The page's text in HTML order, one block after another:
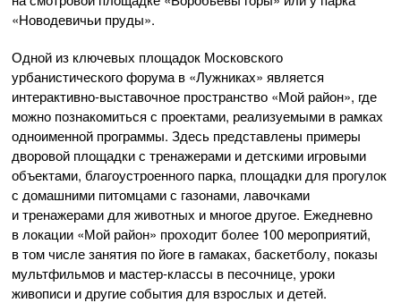
«Новодевичьи пруды».
Одной из ключевых площадок Московского
урбанистического форума в «Лужниках» является
интерактивно-выставочное пространство «Мой район», где
можно познакомиться с проектами, реализуемыми в рамках
одноименной программы. Здесь представлены примеры
дворовой площадки с тренажерами и детскими игровыми
объектами, благоустроенного парка, площадки для прогулок
с домашними питомцами с газонами, лавочками
и тренажерами для животных и многое другое. Ежедневно
в локации «Мой район» проходит более 100 мероприятий,
в том числе занятия по йоге в гамаках, баскетболу, показы
мультфильмов и мастер-классы в песочнице, уроки
живописи и другие события для взрослых и детей.